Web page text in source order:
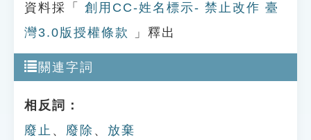
資料採「
創用CC-姓名標示- 禁止改作 臺
灣3.0版授權條款
」釋出
關連字詞
相反詞：
廢止 、 廢除 、 放棄